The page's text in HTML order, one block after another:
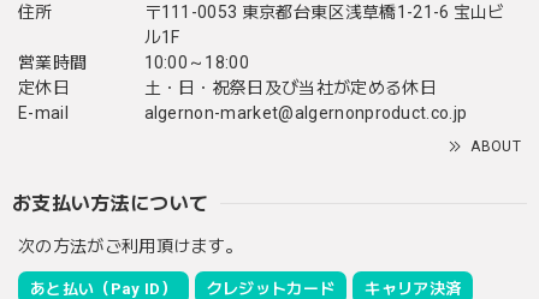
住所
〒111-0053 東京都台東区浅草橋1-21-6 宝山ビ
ル1F
営業時間
10:00～18:00
定休日
土・日・祝祭日及び当社が定める休日
E-mail
algernon-market@algernonproduct.co.jp
ABOUT
お支払い方法について
次の方法がご利用頂けます。
あと払い（Pay ID） クレジットカード キャリア決済